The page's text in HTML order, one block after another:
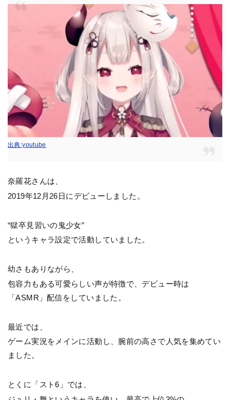
出典:youtube
奈羅花さんは、
2019年12月26日にデビューしました。
“獄卒見習いの鬼少女”
というキャラ設定で活動していました。
幼さもありながら、
包容力もある可愛らしい声が特徴で、デビュー時は
「ASMR」配信をしていました。
最近では、
ゲーム実況をメインに活動し、腕前の高さで人気を集めてい
ました。
とくに「スト6」では、